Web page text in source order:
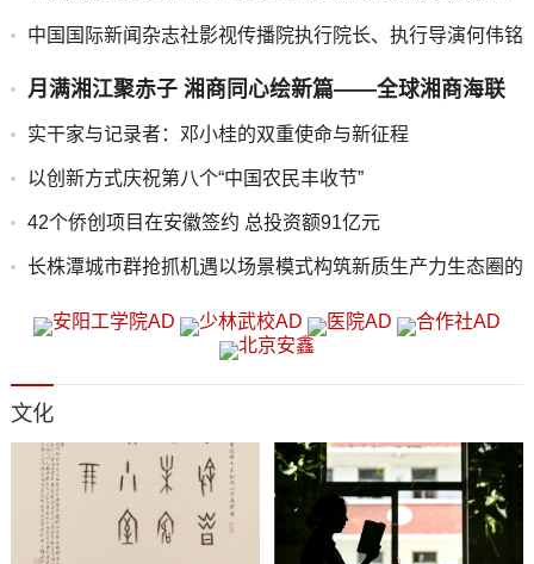
中国国际新闻杂志社影视传播院执行院长、执行导演何伟铭
月满湘江聚赤子 湘商同心绘新篇——全球湘商海联
中秋国庆联谊会圆满举行
实干家与记录者：邓小桂的双重使命与新征程
以创新方式庆祝第八个“中国农民丰收节”
42个侨创项目在安徽签约 总投资额91亿元
长株潭城市群抢抓机遇以场景模式构筑新质生产力生态圈的
文化